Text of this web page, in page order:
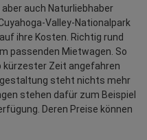
auch Naturliebhaber
Valley-Nationalpark
ihre Kosten. Richtig rund
passenden Mietwagen. So
kürzester Zeit angefahren
steht nichts mehr
stehen dafür zum Beispiel
Deren Preise können